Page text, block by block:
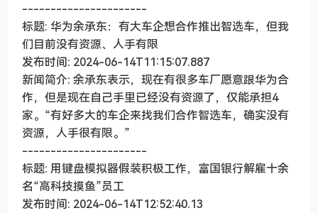
----------------------
标题: 华为余承东：有大车企想合作推出智选车，但我
们目前没有资源、人手有限
发布时间: 2024-06-14T11:15:07.887
新闻简介: 余承东表示，现在有很多车厂愿意跟华为合
作，但是现在自己手里已经没有资源了，仅能承担4
家。“有好多大的车企来找我们合作智选车，确实没有
资源，人手很有限。”
----------------------
标题: 用键盘模拟器假装积极工作，富国银行解雇十余
名“高科技摸鱼”员工
发布时间: 2024-06-14T12:52:40.13